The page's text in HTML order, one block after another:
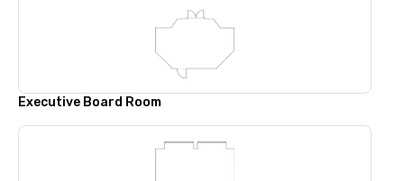
Executive Board Room